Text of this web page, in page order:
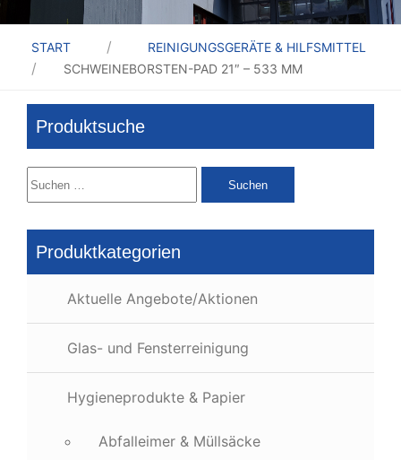
START
REINIGUNGSGERÄTE & HILFSMITTEL
SCHWEINEBORSTEN-PAD 21″ – 533 MM
Produktsuche
Suchen
nach:
Produktkategorien
Aktuelle Angebote/Aktionen
Glas- und Fensterreinigung
Hygieneprodukte & Papier
Abfalleimer & Müllsäcke